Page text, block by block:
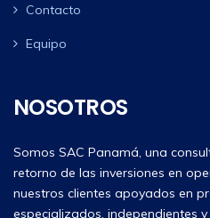
Contacto
Equipo
NOSOTROS
Somos SAC Panamá, una
retorno de las inversiones en
nuestros clientes apoyados en
especializados, independientes